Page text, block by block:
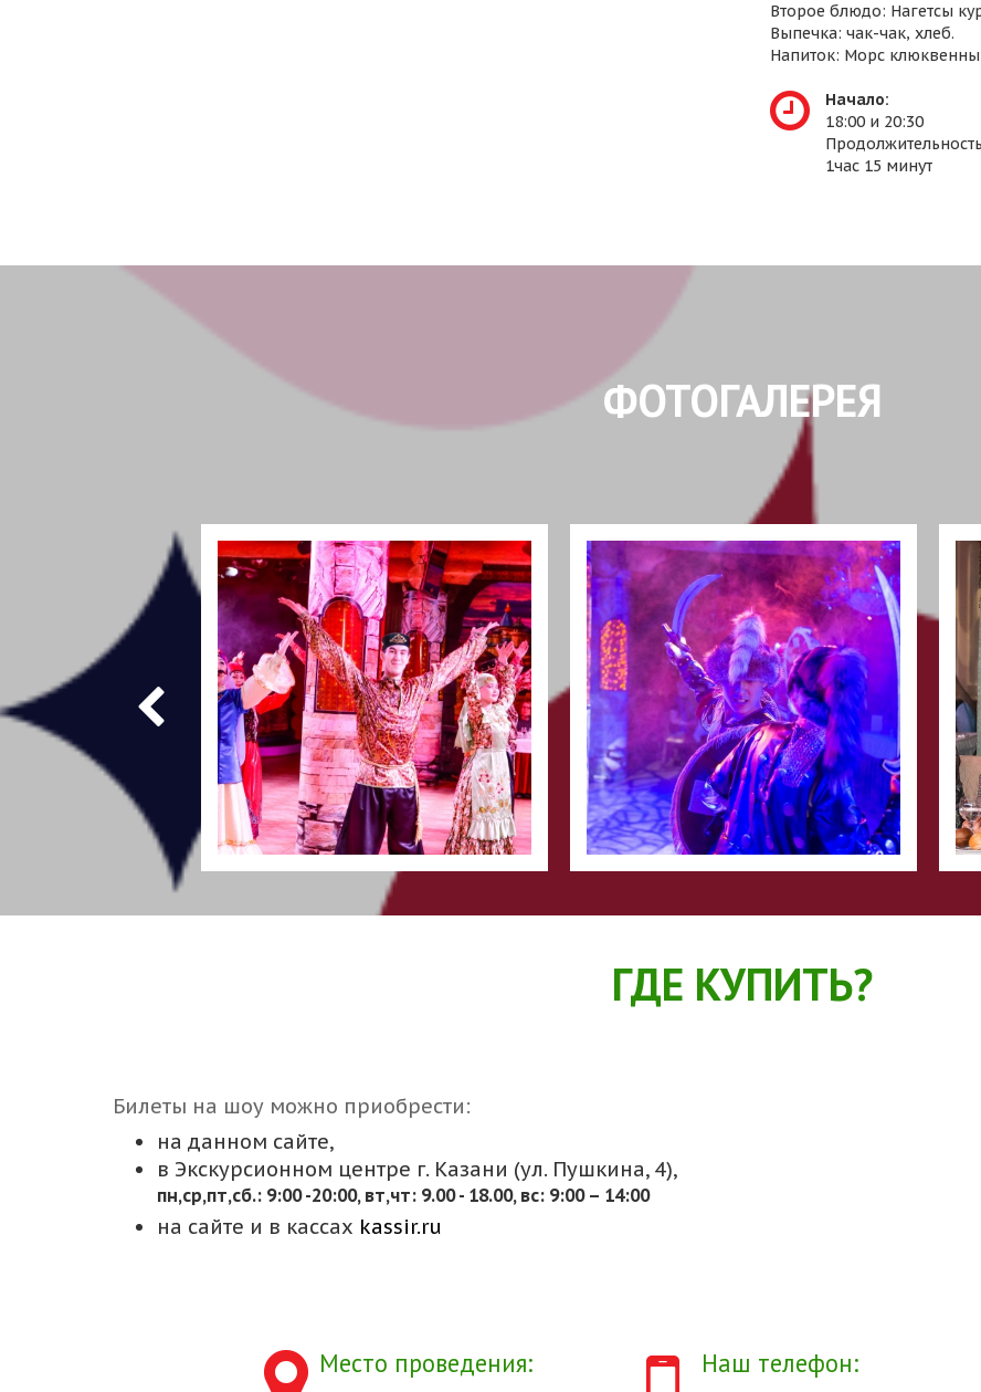
Второе блюдо: Нагетсы
Выпечка: чак-чак, хлеб.
Напиток: Морс
Начало:
18:00 и 20:30
1час 15 минут
ФОТОГАЛЕРЕЯ
ГДЕ КУПИТЬ?
Билеты на шоу можно приобрести:
на данном сайте,
в Экскурсионном центре г. Казани (ул. Пушкина, 4),
пн,cр,пт,сб.: 9:00 -20:00, вт,чт: 9.00 - 18.00, вс: 9:00 – 14:00
на сайте и в кассах kassir.ru
Место проведения: Наш телефон: